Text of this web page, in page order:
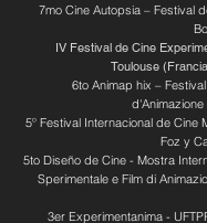
7mo Cine Autopsia – Festival
IV Festival de Cine
Toulouse
6to Animap hix –
5º Festival Internacional de Cine
Foz y
5to Diseño de Cine - Mostra
Sperimentale e Film di
3er Experimentanima -